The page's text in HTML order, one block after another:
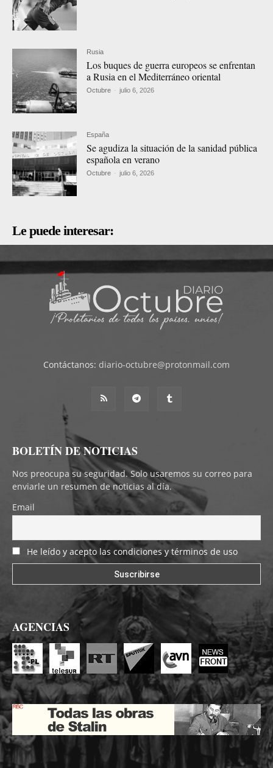
Rusia
Los buques de guerra europeos se enfrentan
a Rusia en el Mediterráneo oriental
Octubre - julio 6, 2026
España
Se agudiza la situación de la sanidad pública
española en verano
Octubre - julio 6, 2026
Le puede interesar:
Contáctanos: diario-octubre@protonmail.com
BOLETÍN DE NOTICIAS
Nos preocupa su seguridad. Solo usaremos su correo para
enviarle un resumen de noticias al día.
Email
He leído y acepto las condiciones y términos de uso
AGENCIAS